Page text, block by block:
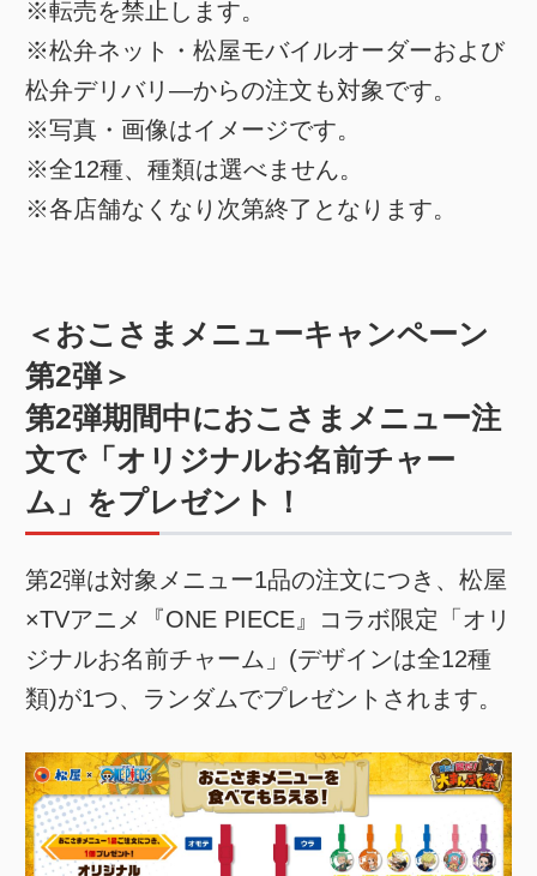
※転売を禁止します。
※松弁ネット・松屋モバイルオーダーおよび
松弁デリバリ―からの注文も対象です。
※写真・画像はイメージです。
※全12種、種類は選べません。
※各店舗なくなり次第終了となります。
＜おこさまメニューキャンペーン
第2弾＞
第2弾期間中におこさまメニュー注
文で「オリジナルお名前チャー
ム」をプレゼント！
第2弾は対象メニュー1品の注文につき、松屋
×TVアニメ『ONE PIECE』コラボ限定「オリ
ジナルお名前チャーム」(デザインは全12種
類)が1つ、ランダムでプレゼントされます。